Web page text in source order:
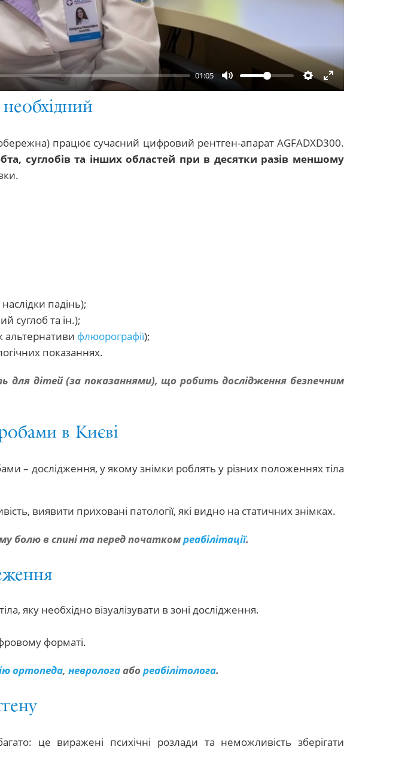
01:05
Mute Settings
Enter
працює сучасний цифровий рентген-апарат AGFADXD300.
суглобів та інших областей при в десятки разів меншому
падінь);
суглоб та ін.);
альтернативи флюорографії);
показаннях.
дітей (за показаннями), що робить дослідження безпечним
в Києві
– дослідження, у якому знімки роблять у різних положеннях тіла
виявити приховані патології, які видно на статичних знімках.
болю в спині та перед початкомреабілітації.
яку необхідно візуалізувати в зоні дослідження.
форматі.
ортопеда, неврологаабореабілітолога.
це виражені психічні розлади та неможливість зберігати